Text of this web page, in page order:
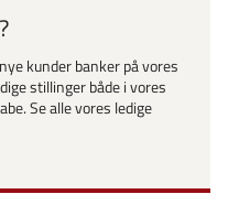
kunder banker på vores
stillinger både i vores
Se alle vores ledige